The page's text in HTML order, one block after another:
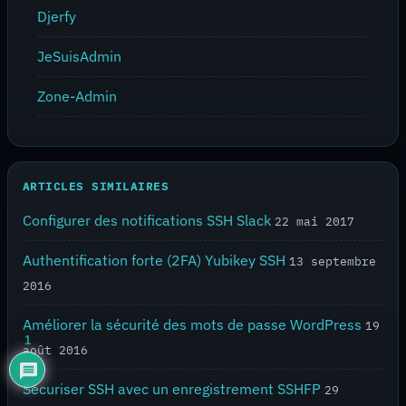
Djerfy
JeSuisAdmin
Zone-Admin
ARTICLES SIMILAIRES
Configurer des notifications SSH Slack 22 mai 2017
Authentification forte (2FA) Yubikey SSH 13 septembre
2016
Améliorer la sécurité des mots de passe WordPress 19
août 2016
Sécuriser SSH avec un enregistrement SSHFP 29
1